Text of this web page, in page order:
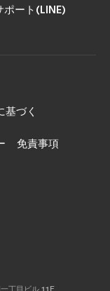
ポート(LINE)
基づく
免責事項